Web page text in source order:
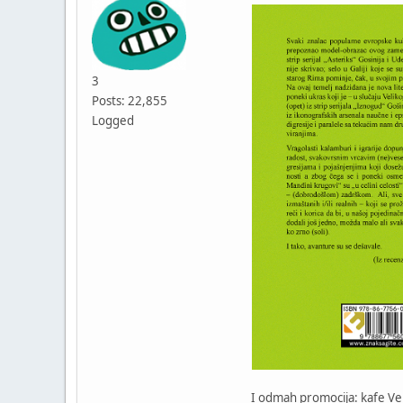
3
Posts: 22,855
Logged
I odmah promocija: kafe